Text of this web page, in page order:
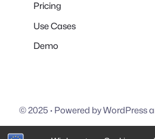
Pricing
Use Cases
Demo
© 2025 · Powered by WordPress